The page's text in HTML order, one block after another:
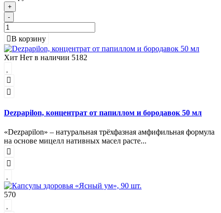
+
-
В корзину
Хит Нет в наличии 5182
Dezpapilon, концентрат от папиллом и бородавок 50 мл
«Dezpapilon» – натуральная трёхфазная амфифильная формула
на основе мицелл нативных масел расте...
570